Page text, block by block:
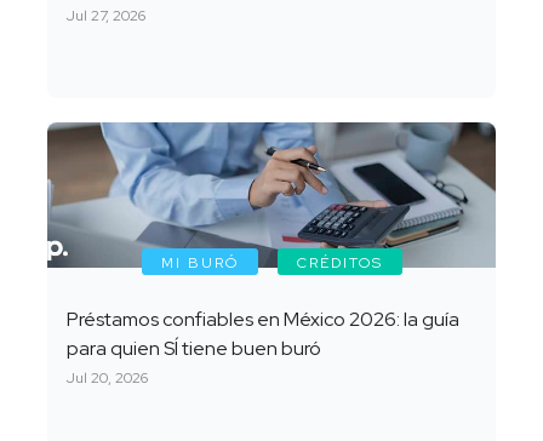
Jul 27, 2026
MI BURÓ CRÉDITOS
Préstamos confiables en México 2026: la guía
para quien SÍ tiene buen buró
Jul 20, 2026